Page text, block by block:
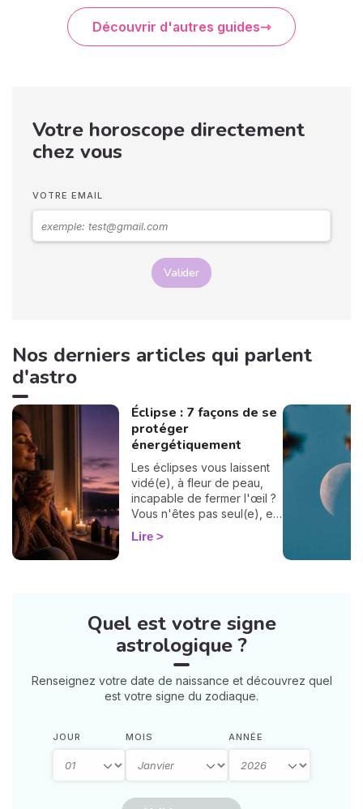
Découvrir d'autres guides
Votre horoscope directement
chez vous
VOTRE EMAIL
Valider
Nos derniers articles qui parlent
d'astro
Éclipse : 7 façons de se
protéger
énergétiquement
Les éclipses vous laissent
vidé(e), à fleur de peau,
incapable de fermer l'œil ?
Vous n'êtes pas seul(e), et
surtout : ça se traverse en
douceur. Voici 7 gestes
intérieur. 🛡️🌒
Lire
Quel est votre signe
astrologique ?
Renseignez votre date de naissance et découvrez quel
est votre signe du zodiaque.
JOUR MOIS ANNÉE